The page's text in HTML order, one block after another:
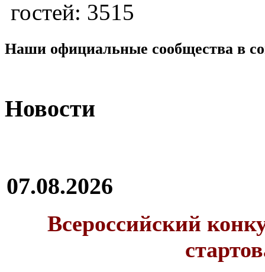
гостей: 3515
Наши официальные сообщества в
Новости
07.08.2026
Всероссийский